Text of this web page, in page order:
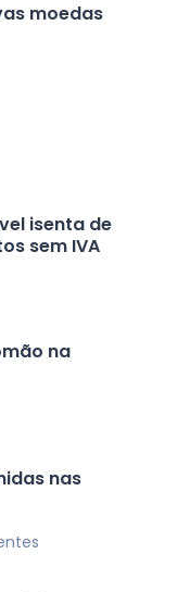
moedas
isenta de
sem IVA
na
nas